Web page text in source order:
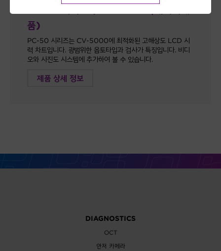
품)
PC-50 시리즈는 CV-5000에 최적화된 고해상도 LCD 시
력 차트입니다. 광범위한 옵토타입과 검사가 특징입니다. 비디
오와 사진도 시스템에 추가하여 볼 수 있습니다.
제품 상세 정보
DIAGNOSTICS
OCT
안저 카메라